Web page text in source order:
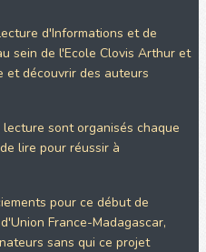
d'Informations et de
sein de l'Ecole Clovis Arthur et
et découvrir des auteurs
sont organisés chaque
lire pour réussir à
pour ce début de
France-Madagascar,
sans qui ce projet